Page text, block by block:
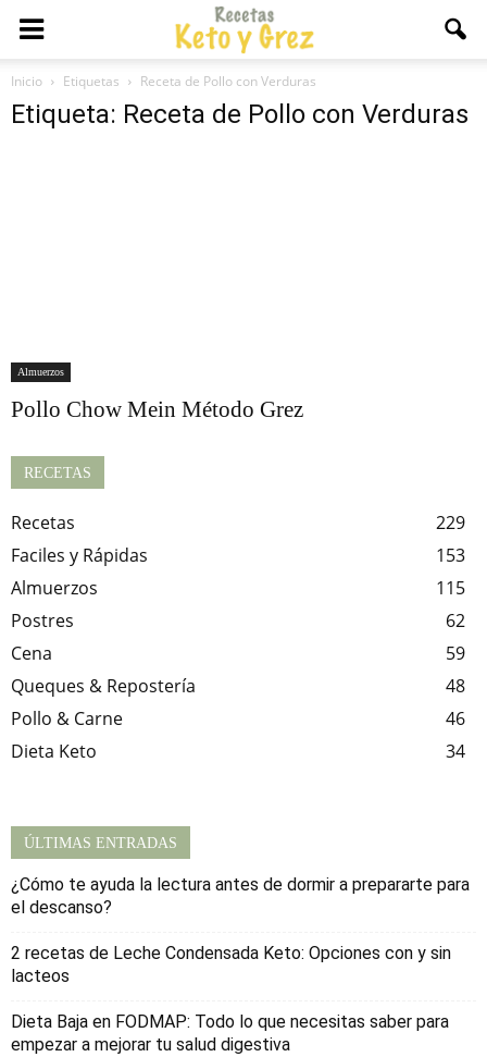
Inicio Etiquetas Receta de Pollo con Verduras
Etiqueta: Receta de Pollo con Verduras
Almuerzos
Pollo Chow Mein Método Grez
RECETAS
Recetas
229
Faciles y Rápidas
153
Almuerzos
115
Postres
62
Cena
59
Queques & Repostería
48
Pollo & Carne
46
Dieta Keto
34
ÚLTIMAS ENTRADAS
¿Cómo te ayuda la lectura antes de dormir a prepararte para
el descanso?
2 recetas de Leche Condensada Keto: Opciones con y sin
lacteos
Dieta Baja en FODMAP: Todo lo que necesitas saber para
empezar a mejorar tu salud digestiva